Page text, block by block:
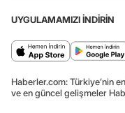
UYGULAMAMIZI İNDİRİN
Haberler.com: Türkiye’nin
ve en güncel gelişmeler